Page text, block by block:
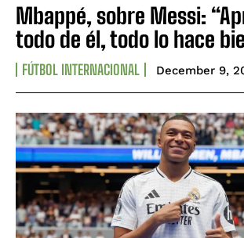
Mbappé, sobre Messi:
todo de él, todo lo hace
FÚTBOL INTERNACIONAL December 9,